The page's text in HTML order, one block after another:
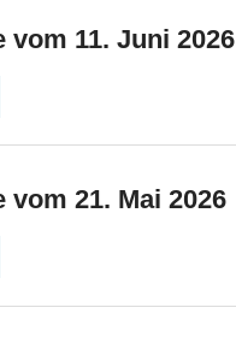
vom 11. Juni 2026
vom 21. Mai 2026